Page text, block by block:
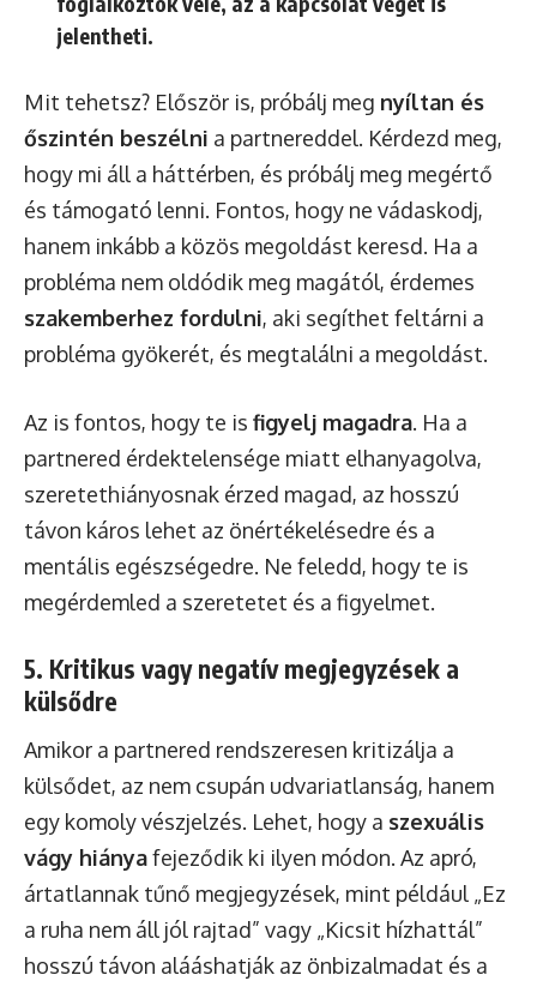
jelentheti.
Mit tehetsz? Először is, próbálj meg nyíltan és
őszintén beszélni a partnereddel. Kérdezd meg,
hogy mi áll a háttérben, és próbálj meg megértő
és támogató lenni. Fontos, hogy ne vádaskodj,
hanem inkább a közös megoldást keresd. Ha a
probléma nem oldódik meg magától, érdemes
szakemberhez fordulni, aki segíthet feltárni a
probléma gyökerét, és megtalálni a megoldást.
Az is fontos, hogy te is figyelj magadra. Ha a
partnered érdektelensége miatt elhanyagolva,
szeretethiányosnak érzed magad, az hosszú
távon káros lehet az önértékelésedre és a
mentális egészségedre. Ne feledd, hogy te is
megérdemled a szeretetet és a figyelmet.
5. Kritikus vagy negatív megjegyzések a
külsődre
Amikor a partnered rendszeresen kritizálja a
külsődet, az nem csupán udvariatlanság, hanem
egy komoly vészjelzés. Lehet, hogy a szexuális
vágy hiányafejeződik ki ilyen módon. Az apró,
ártatlannak tűnő megjegyzések, mint például „Ez
a ruha nem áll jól rajtad” vagy „Kicsit hízhattál”
hosszú távon alááshatják az önbizalmadat és a